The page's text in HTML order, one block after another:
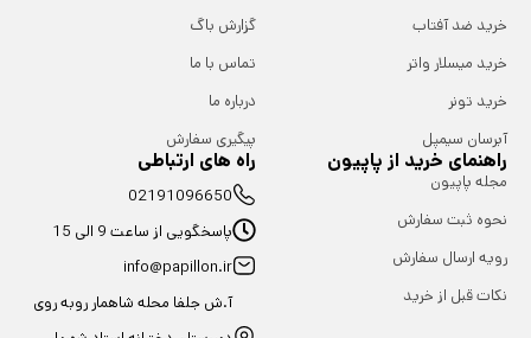
خرید ضد آفتاب
خرید میسلار واتر
خرید تونر
آبرسان سیمپل
گزارش باگ
تماس با ما
درباره ما
پیگیری سفارش
راهنمای خرید از پاپیون
مجله پاپیون
نحوه ثبت سفارش
رویه ارسال سفارش
نکات قبل از خرید
راه های ارتباطی
02191096650
پاسخگویی از ساعت 9 الی 15
info@papillon.ir
آ.ش جلفا محله شاهمار روبه روی